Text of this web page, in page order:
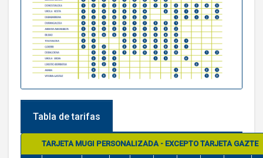
Tabla de tarifas
TARJETA MUGI PERSONALIZADA - EXCEPTO TARJETA GAZTE